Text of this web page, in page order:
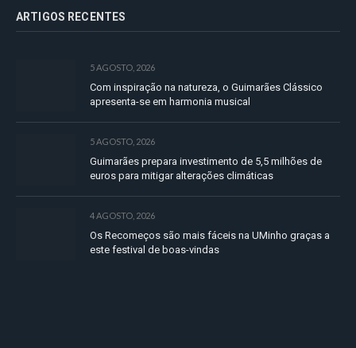
ARTIGOS RECENTES
5 AGOSTO, 2026
Com inspiração na natureza, o Guimarães Clássico
apresenta-se em harmonia musical
5 AGOSTO, 2026
Guimarães prepara investimento de 5,5 milhões de
euros para mitigar alterações climáticas
4 AGOSTO, 2026
Os Recomeços são mais fáceis na UMinho graças a
este festival de boas-vindas